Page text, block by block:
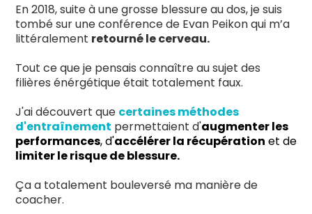
En 2018, suite à une grosse blessure au dos, je suis
tombé sur une conférence de Evan Peikon qui m’a
littéralement retourné le cerveau.
Tout ce que je pensais connaître au sujet des
filières énérgétique était totalement faux.
J'ai découvert que certaines méthodes
d'entraînement permettaient d'augmenter les
performances, d'accélérer la récupération et de
limiter le risque de blessure.
Ça a totalement bouleversé ma manière de
coacher.